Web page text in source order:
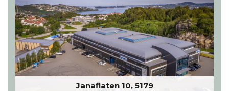
Janaflaten 10, 5179